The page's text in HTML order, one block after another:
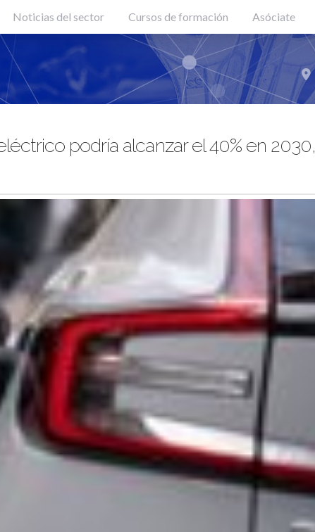
Noticias del sector Cursos de formación Asóciate
podría alcanzar el 40% en 2030,